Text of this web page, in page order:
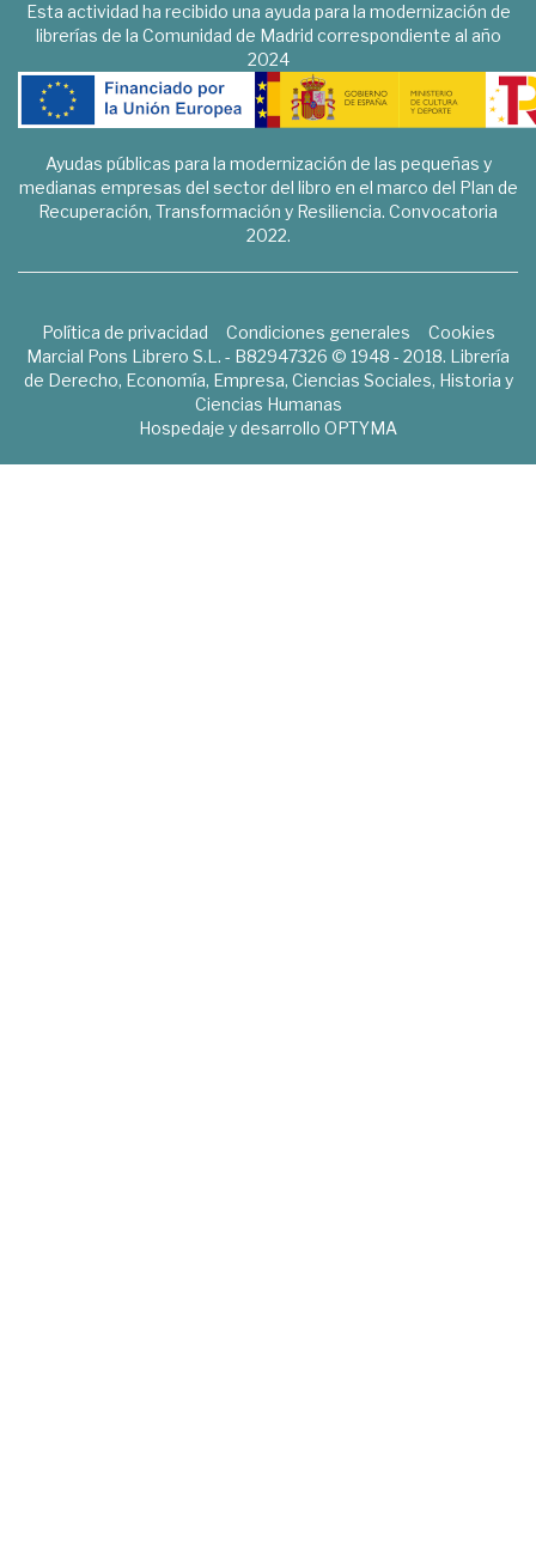
Esta actividad ha recibido una ayuda para la modernización de
librerías de la Comunidad de Madrid correspondiente al año
2024
Ayudas públicas para la modernización de las pequeñas y
medianas empresas del sector del libro en el marco del Plan de
Recuperación, Transformación y Resiliencia. Convocatoria
2022.
Política de privacidad Condiciones generales
Cookies
Marcial Pons Librero S.L. - B82947326 © 1948 - 2018. Librería
de Derecho, Economía, Empresa, Ciencias Sociales, Historia y
Ciencias Humanas
Hospedaje y desarrollo OPTYMA